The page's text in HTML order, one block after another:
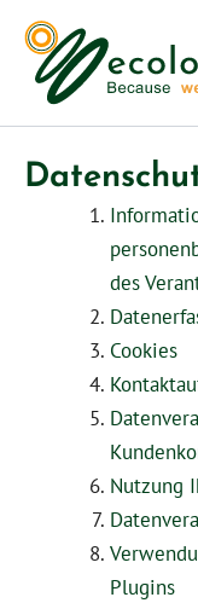
Aller
contenu
des
Cookies
Nutzung
Plugins